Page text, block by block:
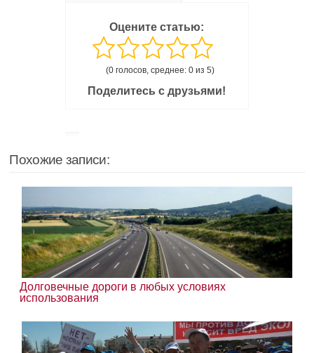
Оцените статью:
(0 голосов, среднее: 0 из 5)
Поделитесь с друзьями!
Похожие записи:
Долговечные дороги в любых условиях
использования